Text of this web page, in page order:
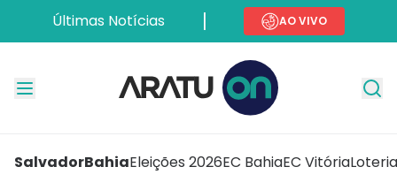
Últimas Notícias AO VIVO
SalvadorBahiaEleições 2026EC BahiaEC Vitória